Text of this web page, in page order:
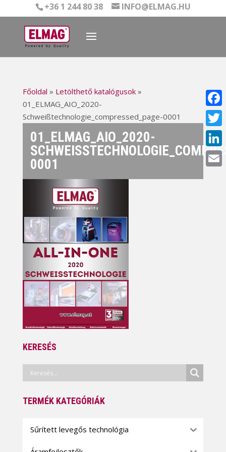
+36 1 244 80 38 INFO@ELMAG.HU
Főoldal » Letölthető katalógusok»
01_ELMAG_AIO_2020-
Schweißtechnologie_compressed_page-0001
01_ELMAG_AIO_2020-
001
KERESÉS
TERMÉK KATEGÓRIÁK
Sűrített levegős technológia